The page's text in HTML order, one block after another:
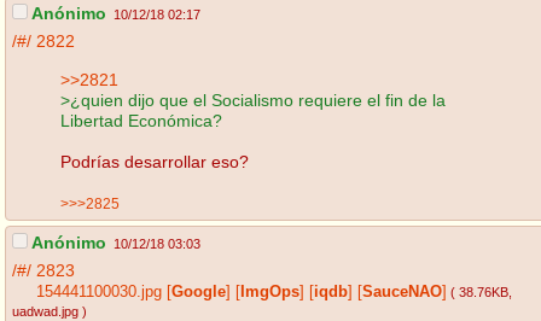
Anónimo 10/12/18 02:17
/#/ 2822
>>2821
>¿quien dijo que el Socialismo requiere el fin de la
Libertad Económica?
Podrías desarrollar eso?
>>>2825
Anónimo 10/12/18 03:03
/#/ 2823
154441100030.jpg Google ImgOps iqdb SauceNAO ( 38.76KB
uadwad.jpg )